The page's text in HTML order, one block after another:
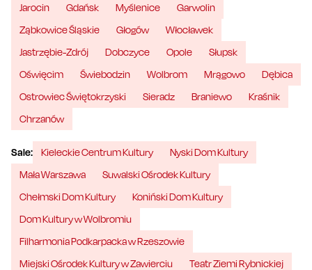
Jarocin
Gdańsk Myślenice
Garwolin
Ząbkowice Śląskie
Głogów
Włocławek
Jastrzębie-Zdrój
Dobczyce Opole
Słupsk
Oświęcim
Świebodzin Wolbrom Mrągowo
Dębica
Ostrowiec Świętokrzyski
Sieradz Braniewo
Kraśnik
Chrzanów
Sale: Kieleckie Centrum Kultury
Nyski Dom Kultury
Mała Warszawa
Suwalski Ośrodek Kultury
Chełmski Dom Kultury
Koniński Dom Kultury
Dom Kultury w Wolbromiu
Filharmonia Podkarpacka w Rzeszowie
Miejski Ośrodek Kultury w Zawierciu
Teatr Ziemi Rybnickiej